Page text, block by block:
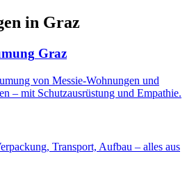
in Graz
Graz
von Messie-Wohnungen und
– mit Schutzausrüstung und Empathie.
Transport, Aufbau – alles aus